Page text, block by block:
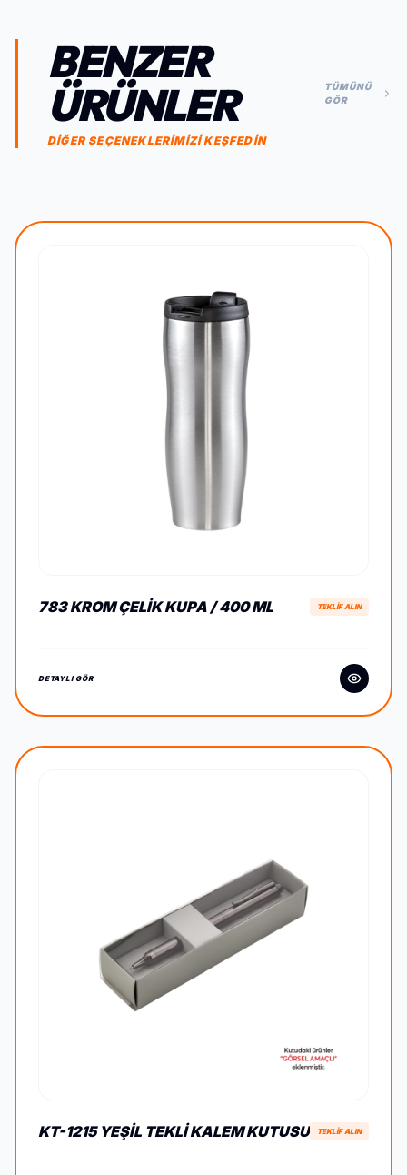
BENZER
ÜRÜNLER
DİĞER SEÇENEKLERİMİZİ KEŞFEDİN
TÜMÜNÜ
GÖR
783 KROM ÇELIK KUPA / 400 ML TEKLİF ALIN
DETAYLI GÖR
KT-1215 YEŞIL TEKLI KALEM KUTUSU TEKLİF ALIN